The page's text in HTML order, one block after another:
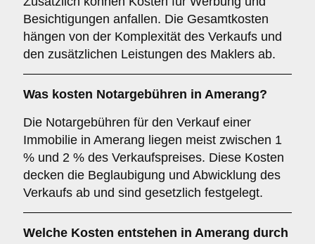
Besichtigungen anfallen. Die Gesamtkosten
hängen von der Komplexität des Verkaufs und
den zusätzlichen Leistungen des Maklers ab.
Was kosten Notargebühren in Amerang?
Die Notargebühren für den Verkauf einer
Immobilie in Amerang liegen meist zwischen 1
% und 2 % des Verkaufspreises. Diese Kosten
decken die Beglaubigung und Abwicklung des
Verkaufs ab und sind gesetzlich festgelegt.
Welche Kosten entstehen in Amerang durch